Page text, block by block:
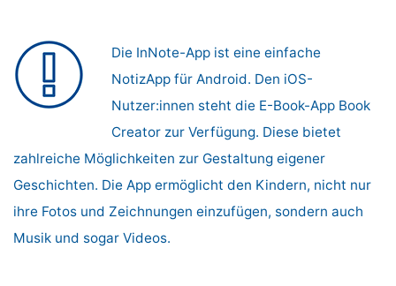
Die InNote-App ist eine einfache
NotizApp für Android. Den iOS-
Nutzer:innen steht die E-Book-App Book
Creator zur Verfügung. Diese bietet
zahlreiche Möglichkeiten zur Gestaltung eigener
Geschichten. Die App ermöglicht den Kindern, nicht nur
ihre Fotos und Zeichnungen einzufügen, sondern auch
Musik und sogar Videos.